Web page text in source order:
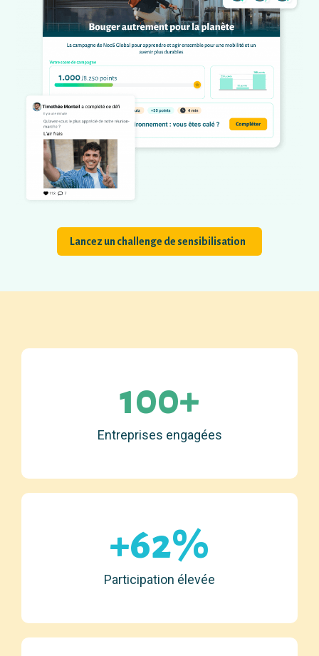
Lancez un challenge de sensibilisation
100+
Entreprises engagées
+62%
Participation élevée